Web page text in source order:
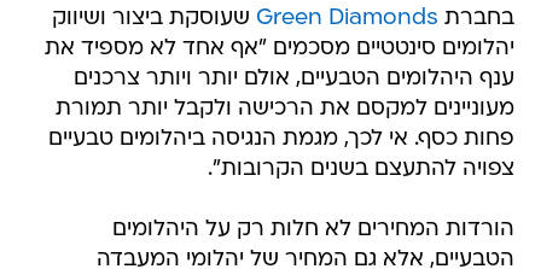
בחברת Green Diamonds שעוסקת ביצור ושיווק
יהלומים סינטטיים מסכמים "אף אחד לא מספיד את
ענף היהלומים הטבעיים, אולם יותר ויותר צרכנים
מעוניינים למקסם את הרכישה ולקבל יותר תמורת
פחות כסף. אי לכך, מגמת הנגיסה ביהלומים טבעיים
צפויה להתעצם בשנים הקרובות".
הורדות המחירים לא חלות רק על היהלומים
הטבעיים, אלא גם המחיר של יהלומי המעבדה